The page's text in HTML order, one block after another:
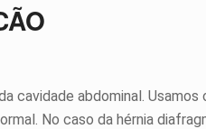
cavidade abdominal. Usamos
No caso da hérnia